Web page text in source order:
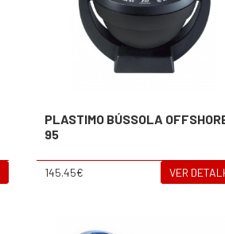
PLASTIMO BÚSSOLA
95
145.45€ VER